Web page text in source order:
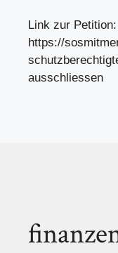
Link zur Petition:
https://
ausschliessen